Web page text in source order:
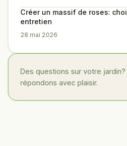
Créer un massif de roses:
entretien
28 mai 2026
Des questions sur votre jardin?
répondons avec plaisir.